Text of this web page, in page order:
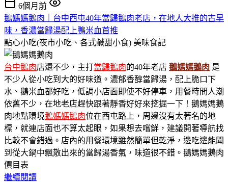
6個月前
鵝媽媽鵝肉｜台中西屯40年當歸鵝肉老店，在地人大推的古早
味，香濃當歸湯配上鴨米血首推
點心小吃(夜市小吃、各式鹹甜小食) 美味食記
台中鵝肉店還不少，主打當歸鵝肉的40年老店 鵝媽媽鵝肉 是
不少人從小吃到大的好味道。濃郁香醇當歸湯，配上脆口下
水、鵝米血都好吃，低調小店面即使不好停車，用餐時間人潮
依舊不少，在地老店趕快跟著靜香好好來挖掘一下！鵝媽媽鵝
肉地點環境鵝媽媽鵝肉位在西屯路上，周邊沒有太著名的地
標，就連店面也不算太起眼，如果想去嚐鮮，建議開著導航找
比較不會錯過。店內的用餐環境雖然簡單但乾淨，邊吃邊能聞
到從大鍋中飄散出來的當歸湯香氣，味道很不錯。鵝媽媽鵝肉
價目表
繼續閱讀